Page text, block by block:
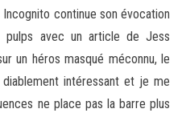
continue son évocation
pulps avec un article de Jess
un héros masqué méconnu, le
intéressant et je me
ne place pas la barre plus